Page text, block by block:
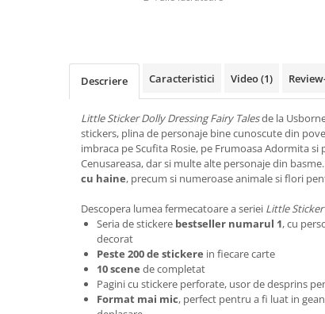
Descriere Caracteristici Video(1)
Little Sticker Dolly Dressing Fairy Talesde la
stickers, plina de personaje bine cunoscute din
imbraca pe Scufita Rosie, pe Frumoasa Adormita si
Cenusareasa, dar si multe alte personaje din
cu haine, precum si numeroase animale si flori
Descopera lumea fermecatoare a seriei Little
Seria de stickere bestseller numarul 1, cu
decorat
Peste 200 de stickere in fiecare carte
10 scene de completat
Pagini cu stickere perforate, usor de desprins
Format mai mic, perfect pentru a fi luat in